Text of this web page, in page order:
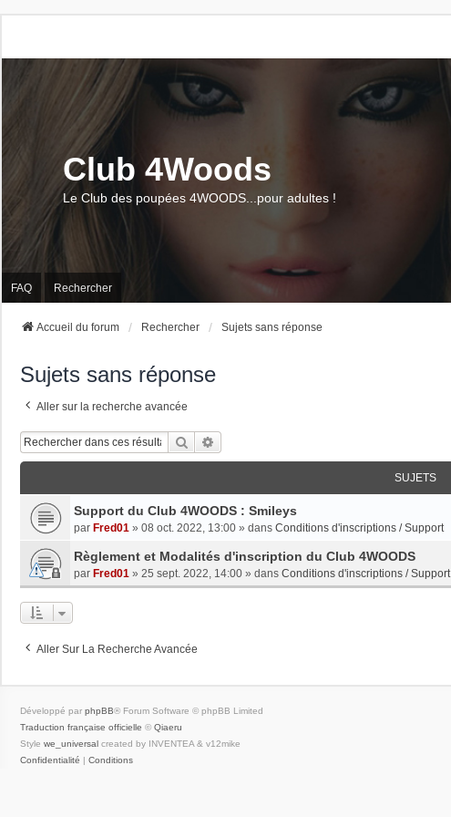
Club 4Woods
Le Club des poupées 4WOODS...pour adultes !
FAQ Rechercher
Accueil du forum Rechercher Sujets sans réponse
Sujets sans réponse
Aller sur la recherche avancée
Rechercher
SUJETS
Support du Club 4WOODS : Smileys
par Fred01 » 08 oct. 2022, 13:00 » dans Conditions d'inscriptions / Support
Règlement et Modalités d'inscription du Club 4WOODS
par Fred01 » 25 sept. 2022, 14:00 » dans Conditions d'inscriptions / Support
Aller Sur La Recherche Avancée
Développé par phpBB® Forum Software © phpBB Limited
Traduction française officielle © Qiaeru
Style we_universal created by INVENTEA & v12mike
Confidentialité | Conditions